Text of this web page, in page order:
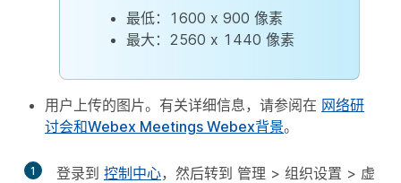
最低：1600 x 900 像素
最大：2560 x 1440 像素
用户上传的图片。有关详细信息，请参阅在 网络研
讨会和Webex Meetings Webex背景。
1 登录到 控制中心，然后转到 管理 > 组织设置 > 虚